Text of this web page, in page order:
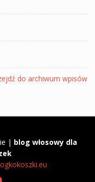
do archiwum wpisów
| blog włosowy dla